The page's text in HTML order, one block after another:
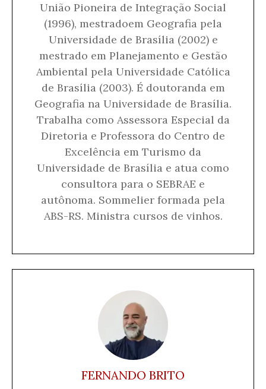
União Pioneira de Integração Social
(1996), mestradoem Geografia pela
Universidade de Brasília (2002) e
mestrado em Planejamento e Gestão
Ambiental pela Universidade Católica
de Brasília (2003). É doutoranda em
Geografia na Universidade de Brasília.
Trabalha como Assessora Especial da
Diretoria e Professora do Centro de
Excelência em Turismo da
Universidade de Brasília e atua como
consultora para o SEBRAE e
autônoma. Sommelier formada pela
ABS-RS. Ministra cursos de vinhos.
FERNANDO BRITO